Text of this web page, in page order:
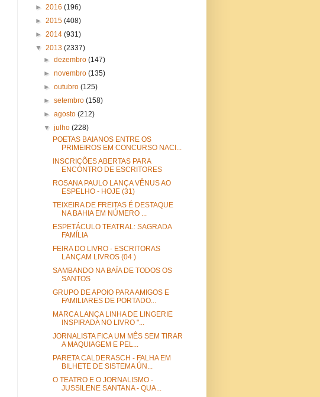
► 2016 (196)
► 2015 (408)
► 2014 (931)
▼ 2013 (2337)
►dezembro(147)
►novembro(135)
►outubro(125)
►setembro(158)
►agosto(212)
▼julho(228)
POETAS BAIANOS ENTRE OS
PRIMEIROS EM CONCURSO NACI...
INSCRIÇÕES ABERTAS PARA
ENCONTRO DE ESCRITORES
ROSANA PAULO LANÇA VÊNUS AO
ESPELHO - HOJE (31)
TEIXEIRA DE FREITAS É DESTAQUE
NA BAHIA EM NÚMERO ...
ESPETÁCULO TEATRAL: SAGRADA
FAMÍLIA
FEIRA DO LIVRO - ESCRITORAS
LANÇAM LIVROS (04 )
SAMBANDO NA BAÍA DE TODOS OS
SANTOS
GRUPO DE APOIO PARA AMIGOS E
FAMILIARES DE PORTADO...
MARCA LANÇA LINHA DE LINGERIE
INSPIRADA NO LIVRO "...
JORNALISTA FICA UM MÊS SEM TIRAR
A MAQUIAGEM E PEL...
PARETA CALDERASCH - FALHA EM
BILHETE DE SISTEMA ÚN...
O TEATRO E O JORNALISMO -
JUSSILENE SANTANA - QUA...